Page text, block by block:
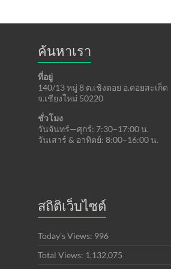
ค้นหาเรา
ที่อยู่
140/13 หมู่ 8 ต.เชิงดอย อ.ดอยสะเก็ด
จ.เชียงใหม่ 50220
ชั่วโมง
วันจันทร์—ศุกร์: 7:30–17:00 น.
วันเสาร์ & อาทิตย์: 8:00–16:00 น.
สถิติเว็บไซต์
Today's Views: 996
Total Views: 1,132,075